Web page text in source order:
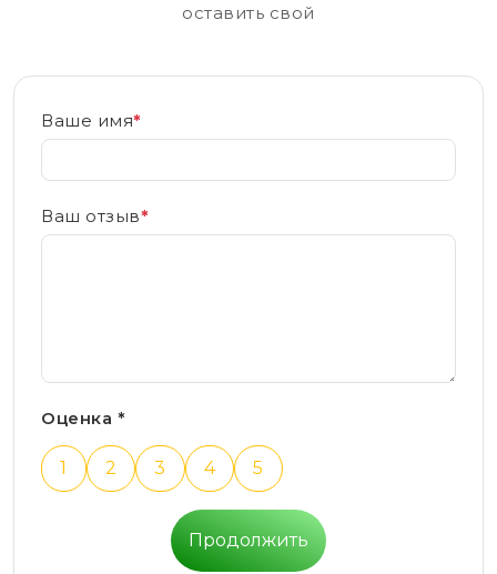
оставить свой
Ваше имя*
Ваш отзыв*
Оценка *
1 2 3 4 5
Продолжить